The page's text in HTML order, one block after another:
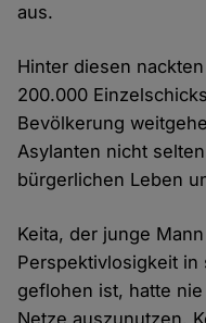
aus.
Hinter diesen
200.000
Bevölkerung
Asylanten nicht
bürgerlichen Leben
Keita, der junge
Perspektivlosigkeit in
geflohen ist, hatte